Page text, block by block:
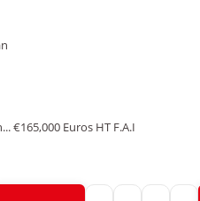
€165,000 Euros HT F.A.I